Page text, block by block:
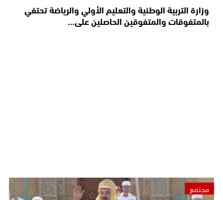
وزارة التربية الوطنية والتعليم الأولي والرياضة تحتفي
بالمتفوقات والمتفوقين الحاصلين على…
مجتمع